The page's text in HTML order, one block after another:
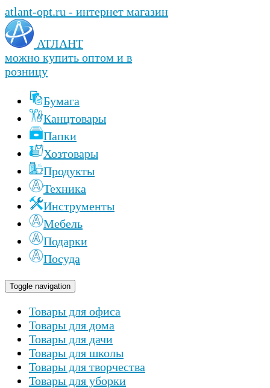
atlant-opt.ru - интернет магазин
АТЛАНТ
можно купить оптом и в
розницу
Бумага
Канцтовары
Папки
Хозтовары
Продукты
Техника
Инструменты
Мебель
Подарки
Посуда
Toggle navigation
Товары для офиса
Товары для дома
Товары для дачи
Товары для школы
Товары для творчества
Товары для уборки